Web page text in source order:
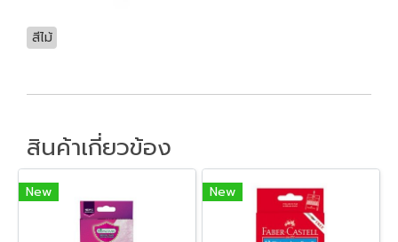
สีไม้
สินค้าเกี่ยวข้อง
New New